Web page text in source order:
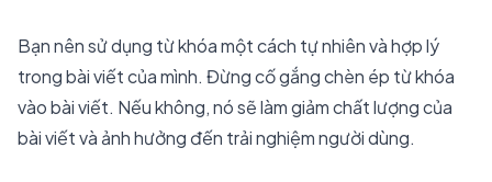
Bạn nên sử dụng từ khóa một cách tự nhiên và hợp lý
trong bài viết của mình. Đừng cố gắng chèn ép từ khóa
vào bài viết. Nếu không, nó sẽ làm giảm chất lượng của
bài viết và ảnh hưởng đến trải nghiệm người dùng.